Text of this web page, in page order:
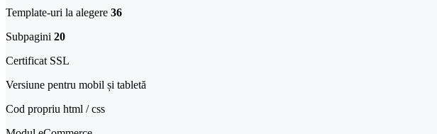
Template-uri la alegere 36
Subpagini 20
Certificat SSL
Versiune pentru mobil și tabletă​
Cod propriu html / css